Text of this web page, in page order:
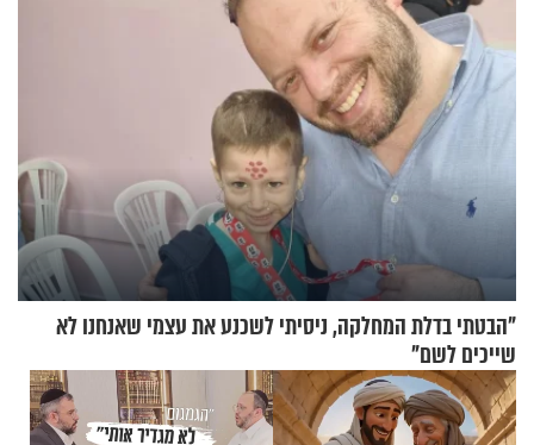
"הבטתי בדלת המחלקה, ניסיתי לשכנע את עצמי שאנחנו לא
שייכים לשם"